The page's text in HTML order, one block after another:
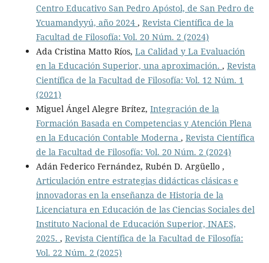
Centro Educativo San Pedro Apóstol, de San Pedro de
Ycuamandyyú, año 2024 , Revista Científica de la
Facultad de Filosofía: Vol. 20 Núm. 2 (2024)
Ada Cristina Matto Ríos, La Calidad y La Evaluación
en la Educación Superior, una aproximación. , Revista
Científica de la Facultad de Filosofía: Vol. 12 Núm. 1
(2021)
Miguel Ángel Alegre Brítez, Integración de la
Formación Basada en Competencias y Atención Plena
en la Educación Contable Moderna , Revista Científica
de la Facultad de Filosofía: Vol. 20 Núm. 2 (2024)
Adán Federico Fernández, Rubén D. Argüello ,
Articulación entre estrategias didácticas clásicas e
innovadoras en la enseñanza de Historia de la
Licenciatura en Educación de las Ciencias Sociales del
Instituto Nacional de Educación Superior, INAES,
2025. , Revista Científica de la Facultad de Filosofía:
Vol. 22 Núm. 2 (2025)